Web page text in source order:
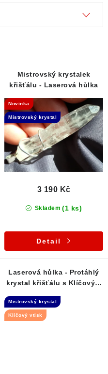
Mistrovský krystalek
křišťálu - Laserová hůlka
Novinka
Mistrovský krystal
Skladem (1 ks)
3 190 Kč
Detail
Laserová hůlka - Protáhlý
krystal křišťálu s Klíčovým
Mistrovský krystal
Klíčový vtisk